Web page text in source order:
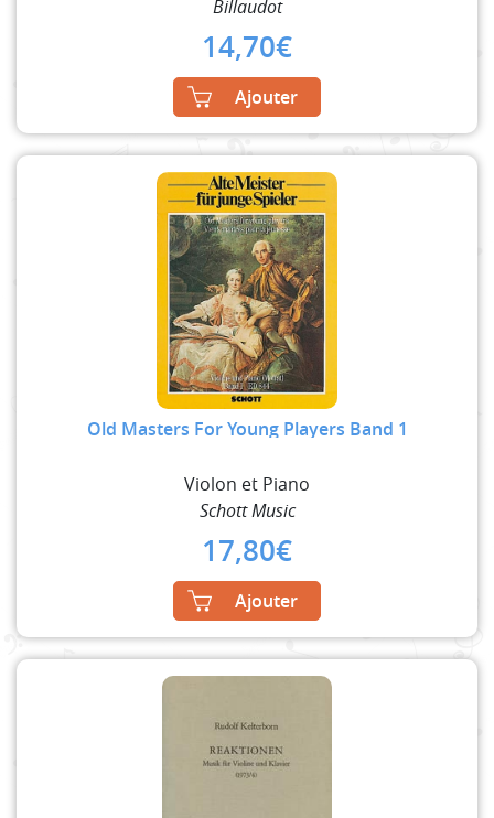
Billaudot
14,70€
Ajouter
Old Masters For Young Players Band 1
Violon et Piano
Schott Music
17,80€
Ajouter